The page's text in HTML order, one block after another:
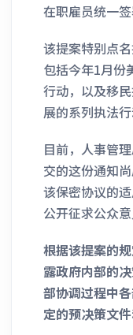
在职雇员统一签
该提案特别点
包括今年1月份
行动，以及移
展的系列执法行
目前，人事管
交的这份通知
该保密协议的
公开征求公众意
根据该提案的
露政府内部的
部协调过程中
定的预决策文